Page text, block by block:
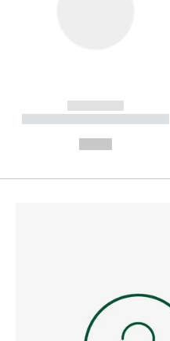
------------
----------- ----------- --------